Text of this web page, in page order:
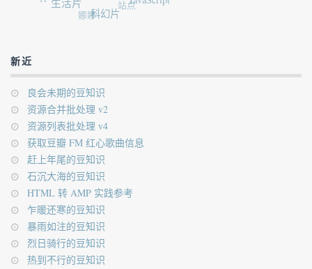
科幻片
娜娜
站点
新近
良会未期的豆知识
资源合并批处理 v2
资源列表批处理 v4
获取豆瓣 FM 红心歌曲信息
赶上年尾的豆知识
石沉大海的豆知识
HTML 转 AMP 实践参考
乍暖还寒的豆知识
暴雨如注的豆知识
烈日骑行的豆知识
热到不行的豆知识